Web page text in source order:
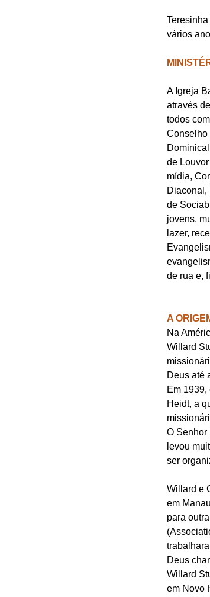
vários
A Igreja
através
todos
Conselho
de
mídia,
Diaconal,
de
jovens,
lazer,
de rua e,
A
Na
Willard
Deus até
Em
Heidt, a
O Senhor
levou
ser
Willard e
em
para
Deus
Willard
em Novo